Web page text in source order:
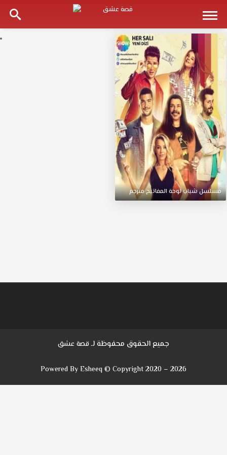
مسلسلشبابلوحة المفاتيحمترجم
جميع الحقوق محفوظة لـقصة عشق
Powered By Esheeq © Copyright 2020 – 2026